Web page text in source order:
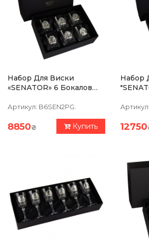
Набор Для Виски
«SENATOR» 6 Бокалов
Платиной, Серебро
Артикул: B6SEN2PG.
8850₴ Купить
Набор
Артикул:
12750